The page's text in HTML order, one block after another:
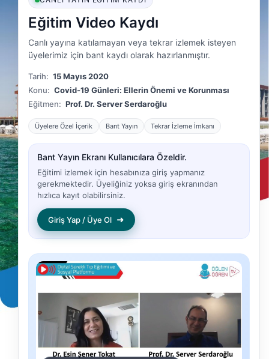
Eğitim Video Kaydı
Canlı yayına katılamayan veya tekrar izlemek isteyen
üyelerimiz için bant kaydı olarak hazırlanmıştır.
Tarih: 15 Mayıs 2020
Konu: Covid-19 Günleri: Ellerin Önemi ve Korunması
Eğitmen: Prof. Dr. Server Serdaroğlu
Üyelere Özel İçerik Bant Yayın Tekrar İzleme İmkanı
Bant Yayın Ekranı Kullanıcılara Özeldir.
Eğitimi izlemek için hesabınıza giriş yapmanız
gerekmektedir. Üyeliğiniz yoksa giriş ekranından
hızlıca kayıt olabilirsiniz.
Giriş Yap / Üye Ol ➜